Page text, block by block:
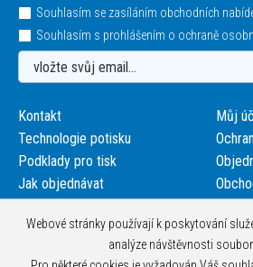
Webové stránky používají k poskytování
analýze návštěvnosti
Souhlasím se zasíláním obchodních
Souhlasím s prohlášením o ochraně
Kontakt
Technologie potisku
Podklady pro tisk
Jak objednávat
Můj